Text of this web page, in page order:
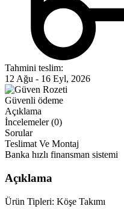
Tahmini teslim:
12 Ağu - 16 Eyl, 2026
Güvenli ödeme
Açıklama
İncelemeler (0)
Sorular
Teslimat Ve Montaj
Banka hızlı finansman sistemi
Açıklama
Ürün Tipleri: Köşe Takımı